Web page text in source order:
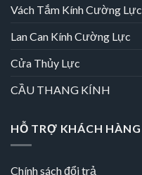
Vách Tắm Kính Cường Lực
Lan Can Kính Cường Lực
Cửa Thủy Lực
CẦU THANG KÍNH
HỖ TRỢ KHÁCH HÀNG
Chính sách đổi trả